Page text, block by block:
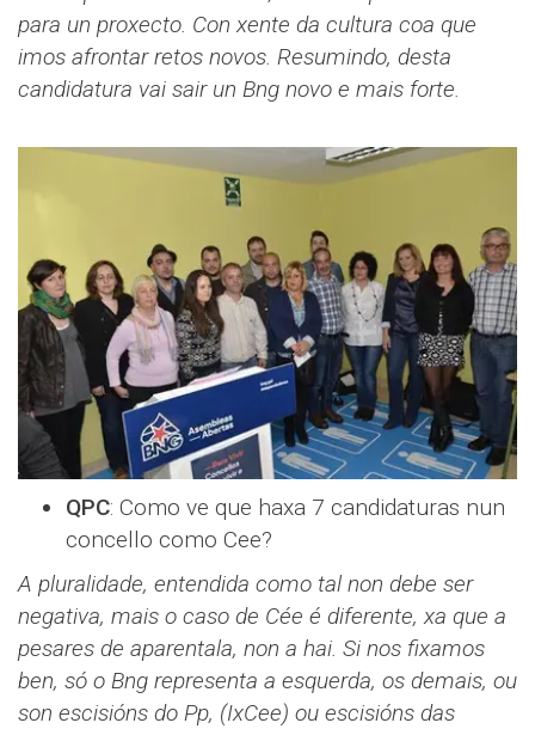
para un proxecto. Con xente da cultura coa que
imos afrontar retos novos. Resumindo, desta
candidatura vai sair un Bng novo e mais forte.
QPC: Como ve que haxa 7 candidaturas nun
concello como Cee?
A pluralidade, entendida como tal non debe ser
negativa, mais o caso de Cée é diferente, xa que a
pesares de aparentala, non a hai. Si nos fixamos
ben, só o Bng representa a esquerda, os demais, ou
son escisións do Pp, (IxCee) ou escisións das